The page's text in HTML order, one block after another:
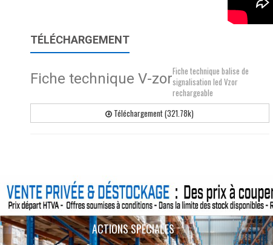
TÉLÉCHARGEMENT
Fiche technique V-zorFiche technique balise de
signalisation led Vzor
rechargeable
Téléchargement (321.78k)
ACTIONS SPÉCIALES